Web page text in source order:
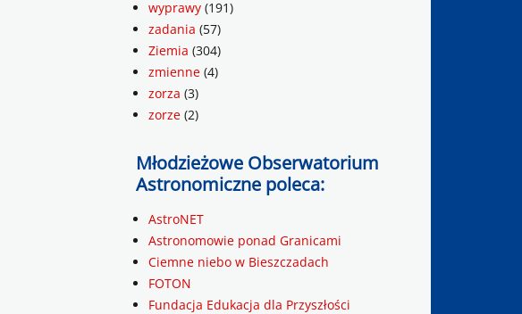
wyprawy (191)
zadania (57)
Ziemia (304)
zmienne (4)
zorza (3)
zorze (2)
Młodzieżowe Obserwatorium
Astronomiczne poleca:
AstroNET
Astronomowie ponad Granicami
Ciemne niebo w Bieszczadach
FOTON
Fundacja Edukacja dla Przyszłości